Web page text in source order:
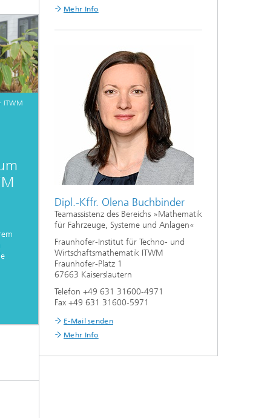
ITWM
Mehr Info
Dipl.-Kffr. Olena Buchbinder
Teamassistenz des Bereichs »Mathematik
für Fahrzeuge, Systeme und Anlagen«
Fraunhofer-Institut für Techno- und
Wirtschaftsmathematik ITWM
Fraunhofer-Platz 1
67663 Kaiserslautern
Telefon +49 631 31600-4971
Fax +49 631 31600-5971
E-Mail senden
Mehr Info